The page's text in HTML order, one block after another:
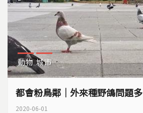
動物 城市
都會粉鳥鄰｜外來種野鴿問題多
2020-06-01